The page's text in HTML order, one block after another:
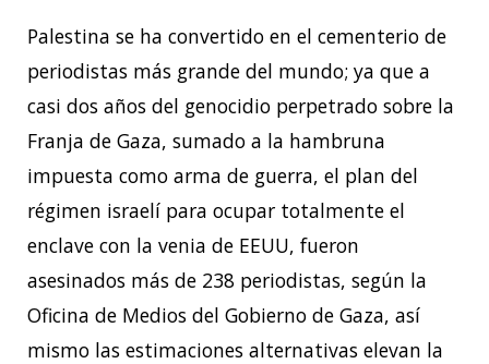
Palestina se ha convertido en el cementerio de
periodistas más grande del mundo; ya que a
casi dos años del genocidio perpetrado sobre la
Franja de Gaza, sumado a la hambruna
impuesta como arma de guerra, el plan del
régimen israelí para ocupar totalmente el
enclave con la venia de EEUU, fueron
asesinados más de 238 periodistas, según la
Oficina de Medios del Gobierno de Gaza, así
mismo las estimaciones alternativas elevan la